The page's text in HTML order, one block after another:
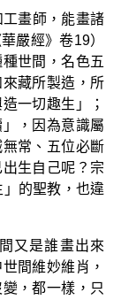
畫師，能畫諸
嚴經》卷19）
世間，名色五
藏所製造，所
一切趣生」；
，因為意識屬
常、五位必斷
生自己呢？宗
的聖教，也違
又是誰畫出來
間維妙維肖，
，都一樣，只